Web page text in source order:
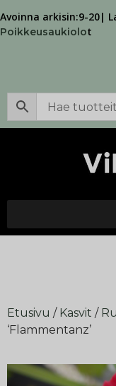
Avoinna arkisin:9-20|
Poikkeusaukiolot
Etusivu / Kasvit /
‘Flammentanz’